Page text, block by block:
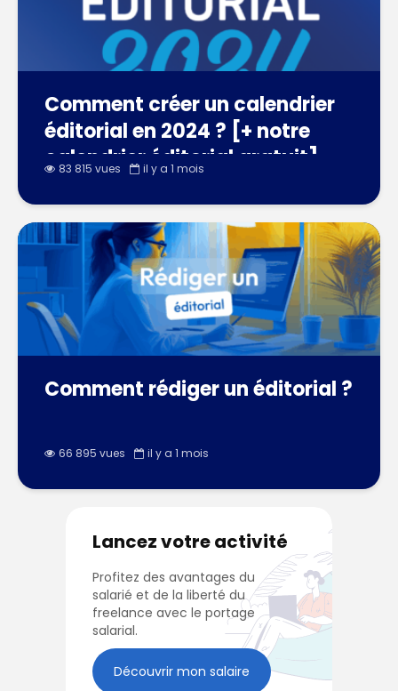
Comment créer un calendrier
éditorial en 2024 ? [+ notre
calendrier éditorial gratuit]
83 815 vues il y a 1 mois
Comment rédiger un éditorial ?
66 895 vues il y a 1 mois
Lancez votre activité
Profitez des avantages du
salarié et de la liberté du
freelance avec le portage
salarial.
Découvrir mon salaire